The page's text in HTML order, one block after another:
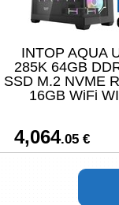
INTOP AQUA
285K 64GB
SSD M.2 NVME
16GB WiFi
4,064.05 €